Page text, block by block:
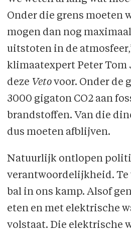
Onder die grens moeten
mogen dan nog
uitstoten in de
klimaatexpert Peter Tom
deze Vetovoor. Onder de
3000 gigaton CO2 aan
brandstoffen. Van die
dus moeten afblijven.
Natuurlijk ontlopen
verantwoordelijkheid. Te
bal in ons kamp. Alsof
eten en met elektrische
volstaat. Die elektrische